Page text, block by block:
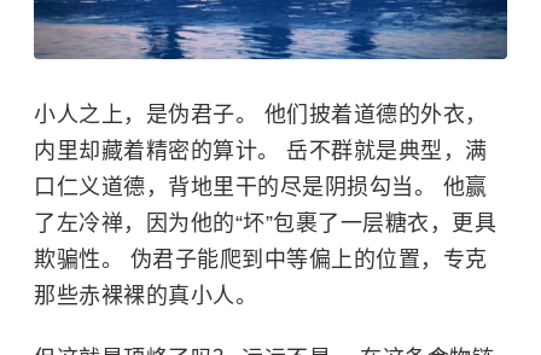
小人之上，是伪君子。 他们披着道德的外衣，
内里却藏着精密的算计。 岳不群就是典型，满
口仁义道德，背地里干的尽是阴损勾当。 他赢
了左冷禅，因为他的“坏”包裹了一层糖衣，更具
欺骗性。 伪君子能爬到中等偏上的位置，专克
那些赤裸裸的真小人。